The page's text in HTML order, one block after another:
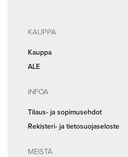
KAUPPA
Kauppa
ALE
INFOA
Tilaus- ja sopimusehdot
Rekisteri- ja tietosuojaseloste
MEISTÄ